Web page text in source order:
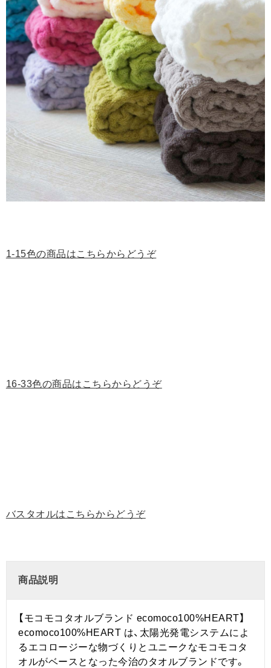
1-15色の商品はこちらからどうぞ
16-33色の商品はこちらからどうぞ
バスタオルはこちらからどうぞ
商品説明
【モコモコタオルブランド ecomoco100%HEART】
ecomoco100%HEART は、太陽光発電システムによ
るエコロージーな物づくりとユニークなモコモコタ
オルがベースとなった今治のタオルブランドです。